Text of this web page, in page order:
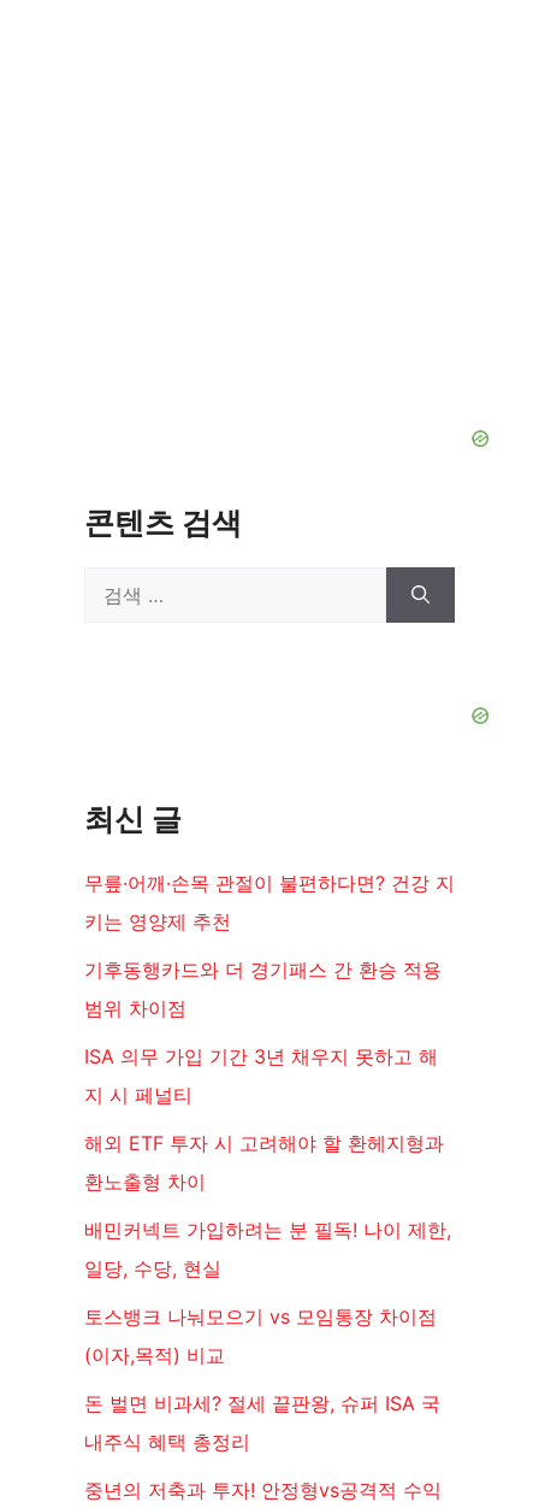
콘텐츠 검색
최신 글
무릎·어깨·손목 관절이 불편하다면? 건강 지
키는 영양제 추천
기후동행카드와 더 경기패스 간 환승 적용
범위 차이점
ISA 의무 가입 기간 3년 채우지 못하고 해
지 시 페널티
해외 ETF 투자 시 고려해야 할 환헤지형과
환노출형 차이
배민커넥트 가입하려는 분 필독! 나이 제한,
일당, 수당, 현실
토스뱅크 나눠모으기 vs 모임통장 차이점
(이자,목적) 비교
돈 벌면 비과세? 절세 끝판왕, 슈퍼 ISA 국
내주식 혜택 총정리
중년의 저축과 투자! 안정형vs공격적 수익